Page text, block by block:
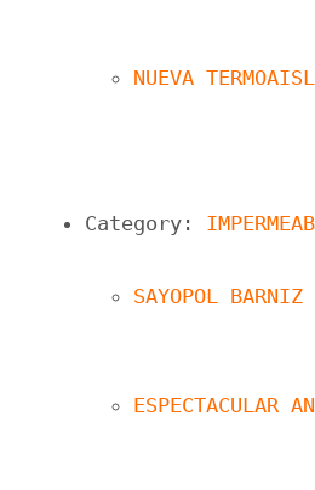
NUEVA
Category:
SAYOPOL
ESPECTACULAR